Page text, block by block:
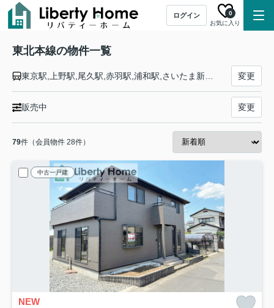
ログイン
お気に入り
0
東北本線の物件一覧
変更
販売中 変更
79件（会員物件 28件）
中古一戸建
NEW